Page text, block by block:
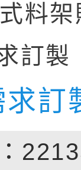
料
訂製
求訂